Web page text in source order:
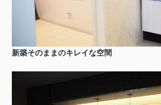
新築そのままのキレイな空間